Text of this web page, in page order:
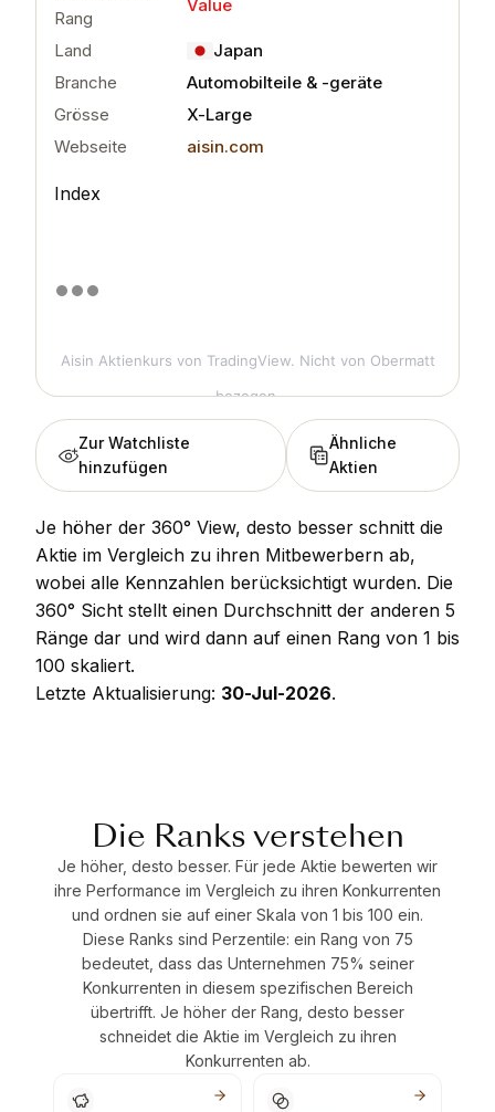
Rang
Value
Land
Japan
Branche
Automobilteile & -geräte
Grösse
X-Large
Webseite
aisin.com
Index
Aisin Aktienkurs von TradingView. Nicht von Obermatt
bezogen.
Zur Watchliste
hinzufügen
Ähnliche
Aktien
Je höher der 360° View, desto besser schnitt die
Aktie im Vergleich zu ihren Mitbewerbern ab,
wobei alle Kennzahlen berücksichtigt wurden. Die
360° Sicht stellt einen Durchschnitt der anderen 5
Ränge dar und wird dann auf einen Rang von 1 bis
100 skaliert.
Letzte Aktualisierung: 30-Jul-2026.
Die Ranks verstehen
Je höher, desto besser. Für jede Aktie bewerten wir
ihre Performance im Vergleich zu ihren Konkurrenten
und ordnen sie auf einer Skala von 1 bis 100 ein.
Diese Ranks sind Perzentile: ein Rang von 75
bedeutet, dass das Unternehmen 75% seiner
Konkurrenten in diesem spezifischen Bereich
übertrifft. Je höher der Rang, desto besser
schneidet die Aktie im Vergleich zu ihren
Konkurrenten ab.